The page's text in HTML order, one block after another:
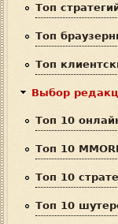
Топ
Топ
Топ
Выбор
Топ 10
Топ 10
Топ 10
Топ 10